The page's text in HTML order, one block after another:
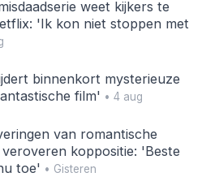
weet kijkers te
'Ik kon niet stoppen met
binnenkort mysterieuze
film' • 4 aug
van romantische
koppositie: 'Beste
toe' • Gisteren